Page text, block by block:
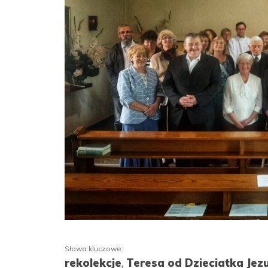
Słowa kluczowe:
rekolekcje, Teresa od Dzieciatka